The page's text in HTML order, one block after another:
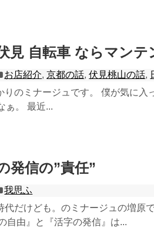
見 自転車 ならマンテ
お店紹介,京都の話,伏見桃山の話,
りのミナージュです。 僕が気に入
ぁ。 最近...
発信の”責任”
我思ふ
代だけども。のミナージュの増原
自由』と『活字の発信』は...